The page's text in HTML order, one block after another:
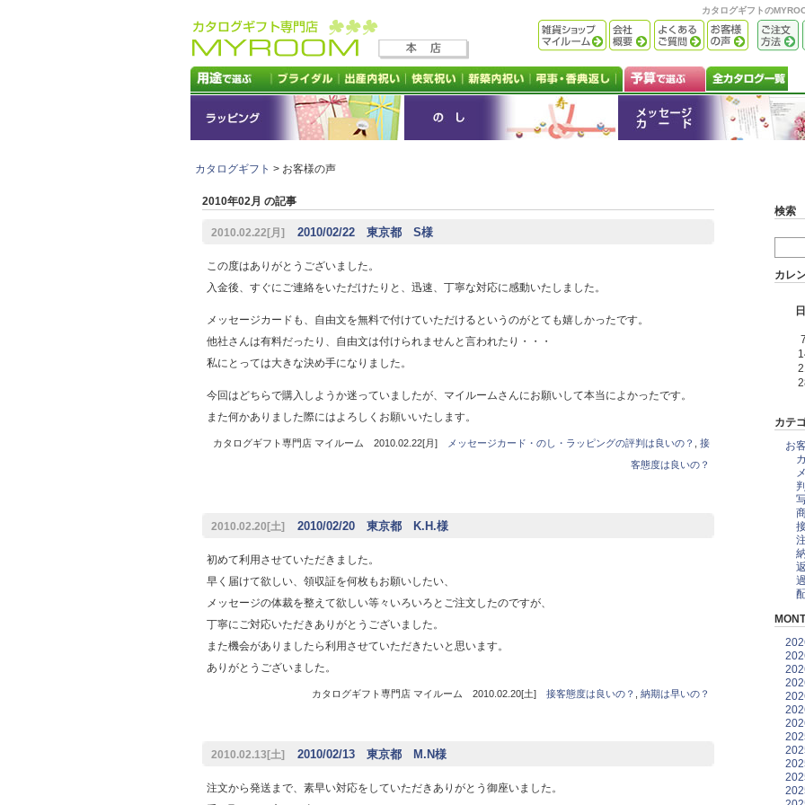
カタログギフトの
カタログギフト > お客様の声
2010年02月 の記事
2010.02.22[月] 2010/02/22 東京都 S様
この度はありがとうございました。
入金後、すぐにご連絡をいただけたりと、迅速、丁寧な対応に感動いたしました。
メッセージカードも、自由文を無料で付けていただけるというのがとても嬉しかったです。
他社さんは有料だったり、自由文は付けられませんと言われたり・・・
私にとっては大きな決め手になりました。
今回はどちらで購入しようか迷っていましたが、マイルームさんにお願いして本当によかったです。
また何かありました際にはよろしくお願いいたします。
カタログギフト専門店 マイルーム 2010.02.22[月] メッセージカード・のし・ラッピングの評判は良いの？
接
客態度は良いの？
2010.02.20[土] 2010/02/20 東京都 K.H.様
初めて利用させていただきました。
早く届けて欲しい、領収証を何枚もお願いしたい、
メッセージの体裁を整えて欲しい等々いろいろとご注文したのですが、
丁寧にご対応いただきありがとうございました。
また機会がありましたら利用させていただきたいと思います。
ありがとうございました。
カタログギフト専門店 マイルーム 2010.02.20[土] 接客態度は良いの？ 納期は早いの？
2010.02.13[土] 2010/02/13 東京都 M.N様
注文から発送まで、素早い対応をしていただきありがとう御座いました。
検索
カレ
日
カテ
お